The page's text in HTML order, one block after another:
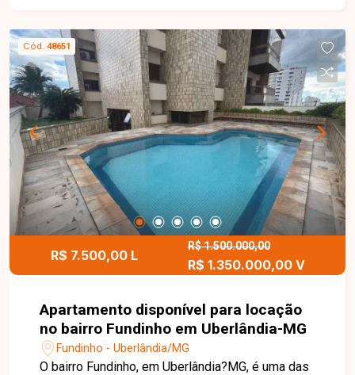
banheiro de serviço. São 4 quartos, sendo 1
suíte, todos com guarda-roupas embutidos,
oferecendo conforto e excelente aproveitamento
dos espaços. O condomínio dispõe de portaria
24h, salão de festas e 2 vagas de garagem,
garantindo segurança e comodidade. Uma
excelente oportunidade para quem busca espaço
e localização privilegiada. Entre em contato para
mais informações e agende sua visita!
Cód. 48651
R$ 7.500,00 L
R$ 1.500.000,00
R$ 1.350.000,00 V
Apartamento disponível para locação
no bairro Fundinho em Uberlândia-MG
Fundinho - Uberlândia/MG
O bairro Fundinho, em Uberlândia?MG, é uma das